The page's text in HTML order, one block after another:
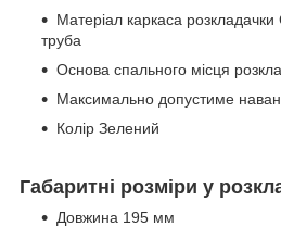
Матеріал каркаса
труба
Основа спального місця
Максимально допустиме
Колір Зелений
Габаритні розміри у
Довжина 195 мм